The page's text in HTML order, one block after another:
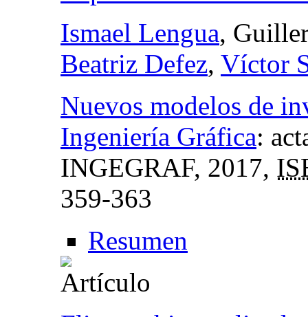
Ismael Lengua,
Beatriz Defez, Víctor
Nuevos modelos de
Ingeniería Gráfica:
INGEGRAF, 2017,
359-363
Resumen